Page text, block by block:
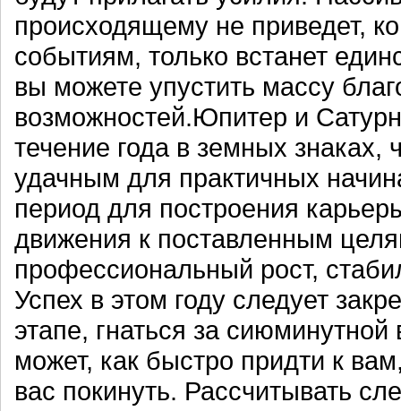
происходящему не приведет,
событиям, только встанет
вы можете упустить массу
возможностей.Юпитер и
течение года в земных знаках,
удачным для практичных
период для построения
движения к поставленным
профессиональный рост,
Успех в этом году следует
этапе, гнаться за сиюминутной
может, как быстро придти к
вас покинуть. Рассчитывать